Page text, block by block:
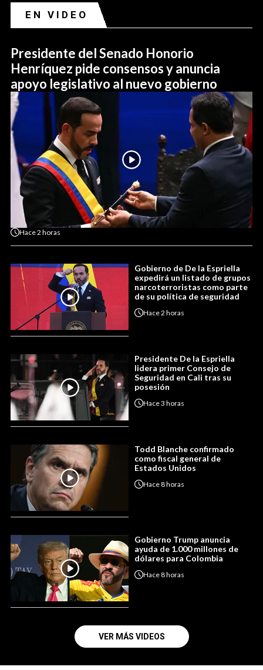
EN VIDEO
Presidente del Senado Honorio
Henríquez pide consensos y anuncia
apoyo legislativo al nuevo gobierno
Hace2 horas
Gobierno de De la Espriella
expedirá un listado de grupos
narcoterroristas como parte
de su política de seguridad
Hace2 horas
Presidente De la Espriella
lidera primer Consejo de
Seguridad en Cali tras su
posesión
Hace3 horas
Todd Blanche confirmado
como fiscal general de
Estados Unidos
Hace8 horas
Gobierno Trump anuncia
ayuda de 1.000 millones de
dólares para Colombia
Hace8 horas
VER MÁS VIDEOS